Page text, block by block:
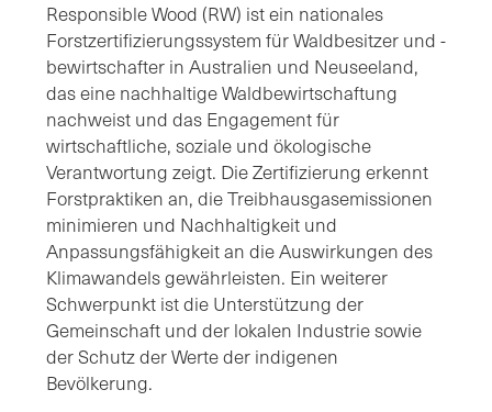
Responsible Wood (RW) ist ein nationales
Forstzertifizierungssystem für Waldbesitzer und -
bewirtschafter in Australien und Neuseeland,
das eine nachhaltige Waldbewirtschaftung
nachweist und das Engagement für
wirtschaftliche, soziale und ökologische
Verantwortung zeigt. Die Zertifizierung erkennt
Forstpraktiken an, die Treibhausgasemissionen
minimieren und Nachhaltigkeit und
Anpassungsfähigkeit an die Auswirkungen des
Klimawandels gewährleisten. Ein weiterer
Schwerpunkt ist die Unterstützung der
Gemeinschaft und der lokalen Industrie sowie
der Schutz der Werte der indigenen
Bevölkerung.